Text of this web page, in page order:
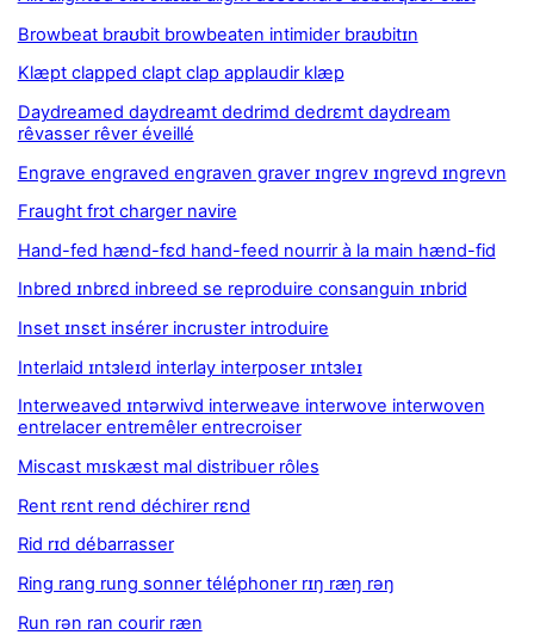
Browbeat braʊbit browbeaten intimider braʊbitɪn
Klæpt clapped clapt clap applaudir klæp
Daydreamed daydreamt dedrimd dedrɛmt daydream
rêvasser rêver éveillé
Engrave engraved engraven graver ɪngrev ɪngrevd ɪngrevn
Fraught frɔt charger navire
Hand-fed hænd-fɛd hand-feed nourrir à la main hænd-fid
Inbred ɪnbrɛd inbreed se reproduire consanguin ɪnbrid
Inset ɪnsɛt insérer incruster introduire
Interlaid ɪntɜleɪd interlay interposer ɪntɜleɪ
Interweaved ɪntərwivd interweave interwove interwoven
entrelacer entremêler entrecroiser
Miscast mɪskæst mal distribuer rôles
Rent rɛnt rend déchirer rɛnd
Rid rɪd débarrasser
Ring rang rung sonner téléphoner rɪŋ ræŋ rəŋ
Run rən ran courir ræn